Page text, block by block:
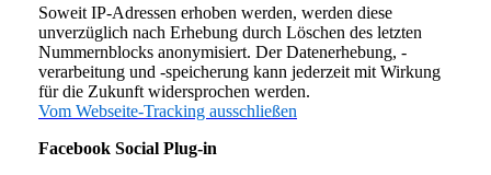
Soweit IP-Adressen erhoben werden, werden diese
unverzüglich nach Erhebung durch Löschen des letzten
Nummernblocks anonymisiert. Der Datenerhebung, -
verarbeitung und -speicherung kann jederzeit mit Wirkung
für die Zukunft widersprochen werden.
Vom Webseite-Tracking ausschließen
Facebook Social Plug-in